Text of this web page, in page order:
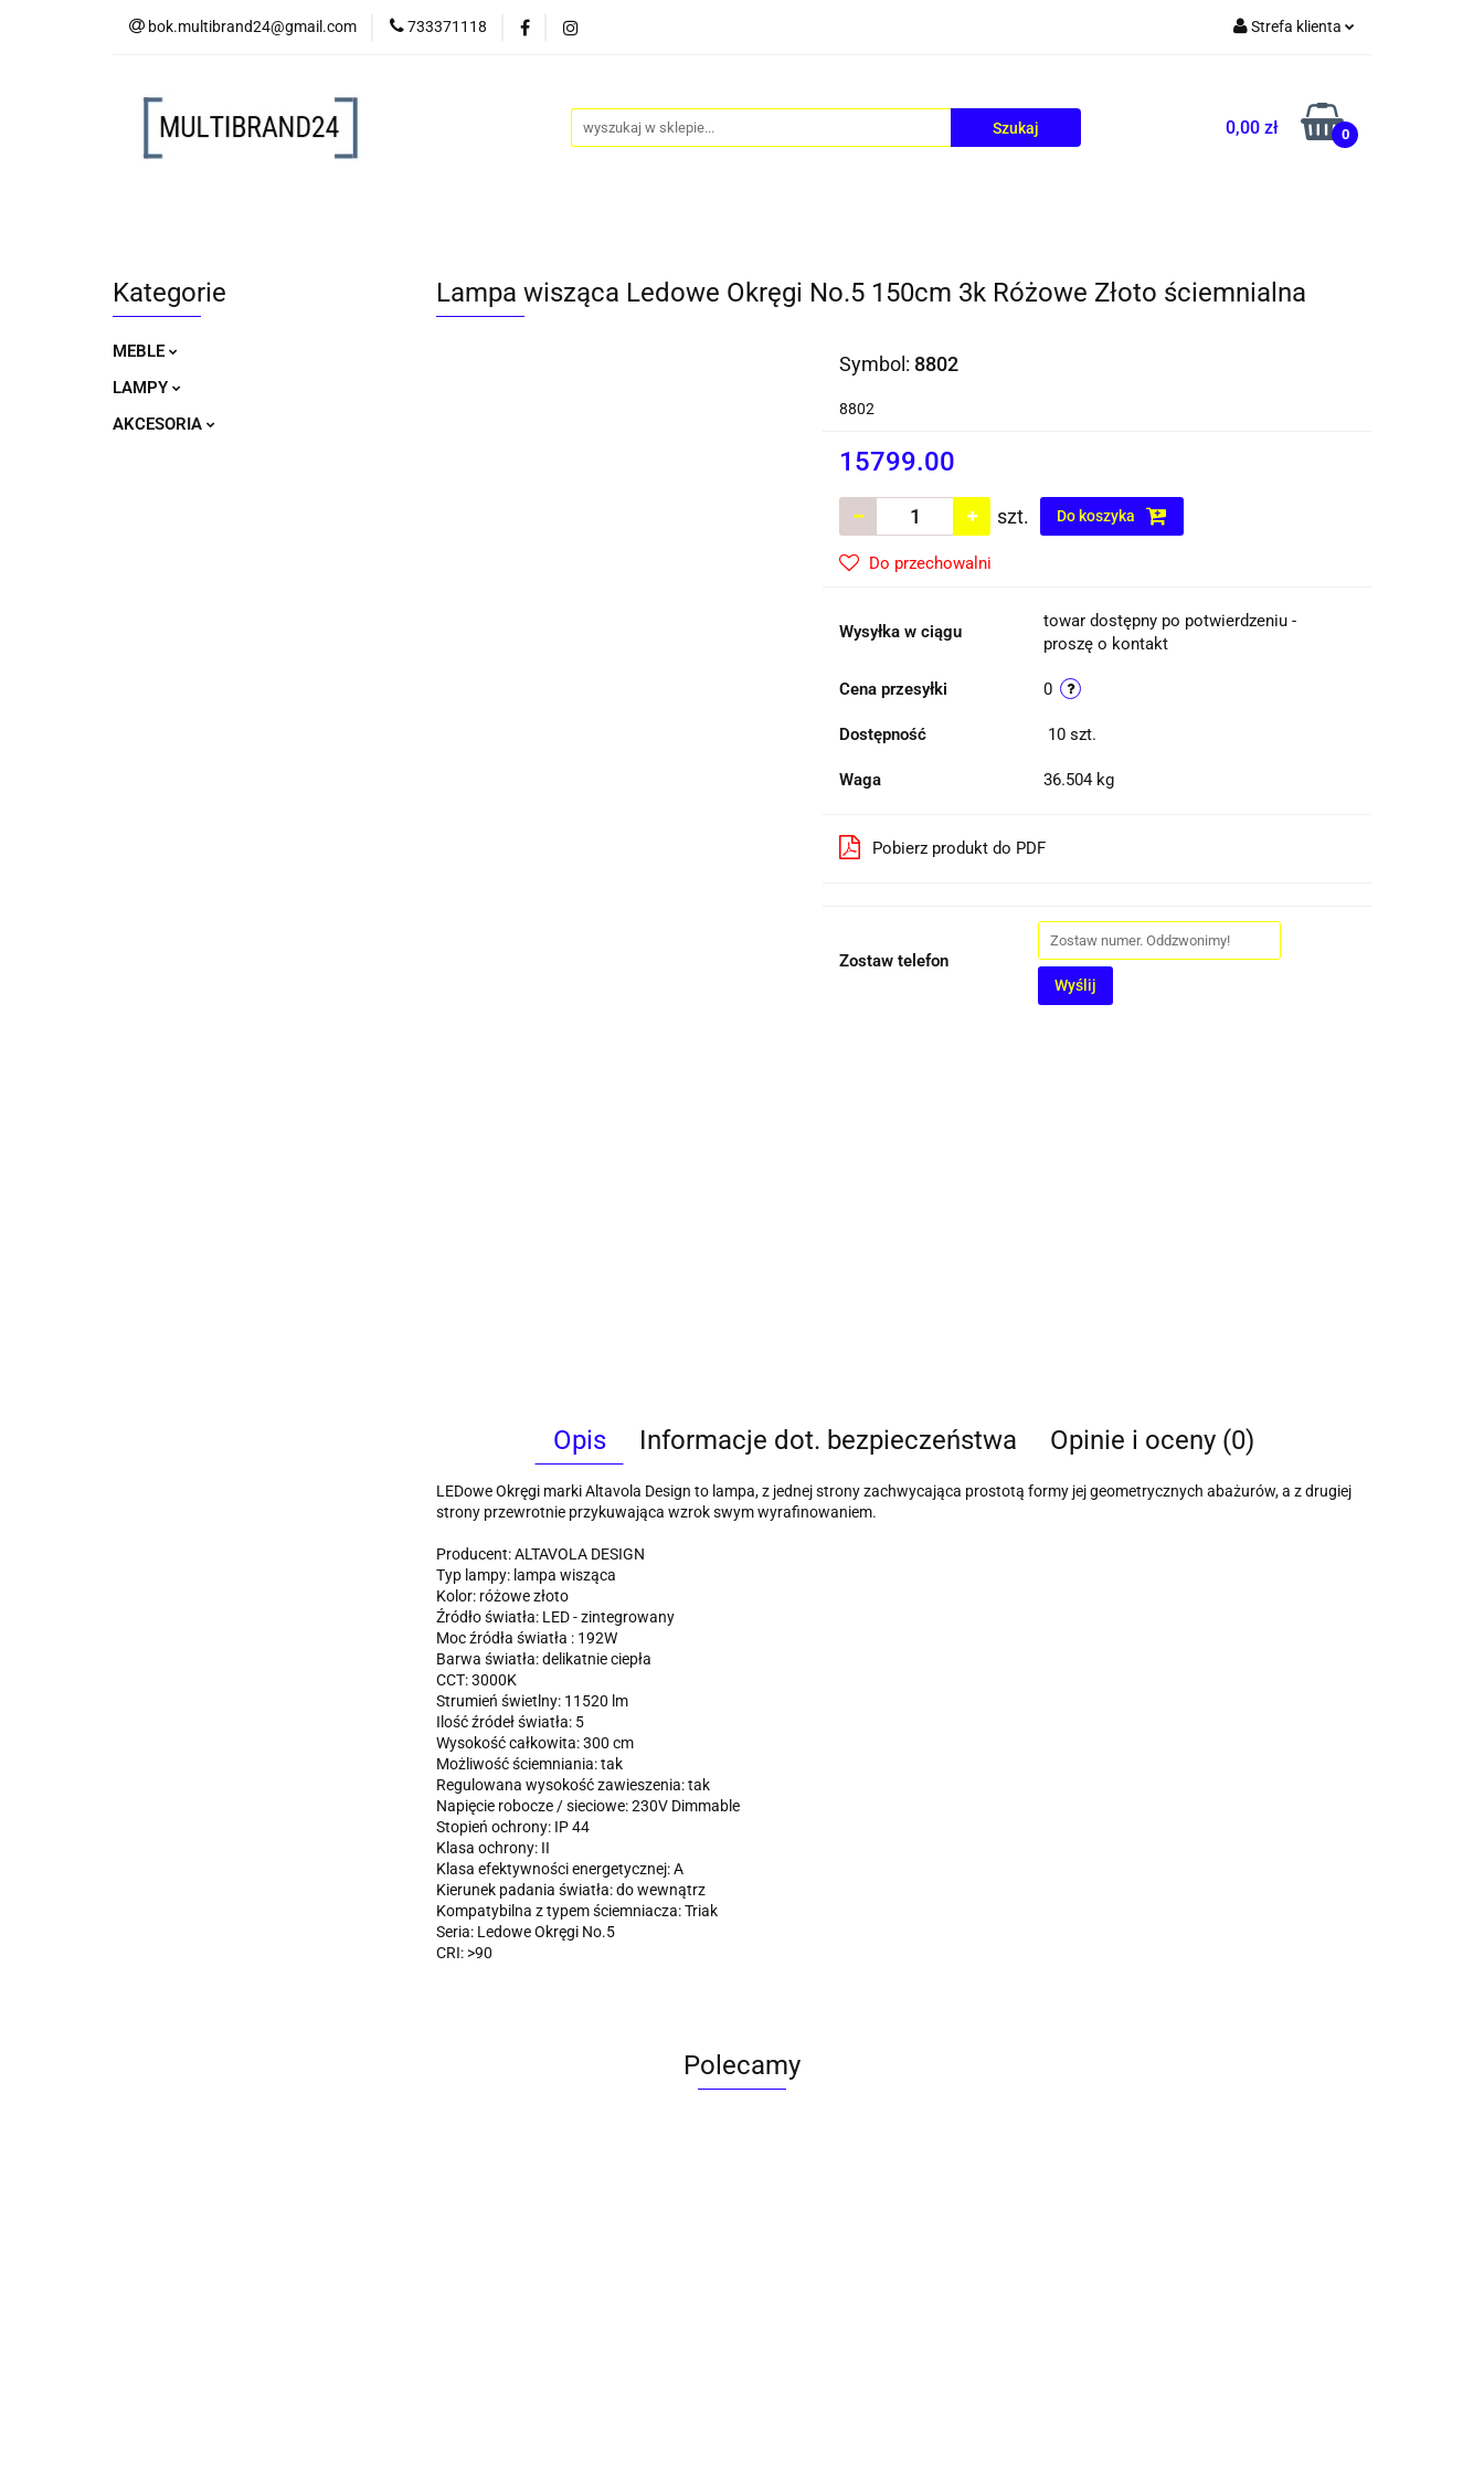
bok.multibrand24@gmail.com 733371118 Strefa klienta
Zarejestruj się
Dodaj zgłoszenie
0,00 zł 0
MEBLE LAMPY AKCESORIA
Kategorie
MEBLE
LAMPY
AKCESORIA
Lampa wisząca Ledowe Okręgi No.5 150cm 3k Różowe Złoto ściemnialna
Symbol: 8802
8802
15799.00
szt. Do koszyka
Do przechowalni
Wysyłka w ciągu
towar dostępny po potwierdzeniu -
proszę o kontakt
Cena przesyłki 0
Dostępność 10 szt.
Waga 36.504 kg
Pobierz produkt do PDF
Zostaw telefon
Wyślij
Opis Informacje dot. bezpieczeństwa Opinie i oceny (0)
LEDowe Okręgi marki Altavola Design to lampa, z jednej strony zachwycająca prostotą formy jej geometrycznych abażurów, a z drugiej
strony przewrotnie przykuwająca wzrok swym wyrafinowaniem.
Producent: ALTAVOLA DESIGN
Typ lampy: lampa wisząca
Kolor: różowe złoto
Źródło światła: LED - zintegrowany
Moc źródła światła : 192W
Barwa światła: delikatnie ciepła
CCT: 3000K
Strumień świetlny: 11520 lm
Ilość źródeł światła: 5
Wysokość całkowita: 300 cm
Możliwość ściemniania: tak
Regulowana wysokość zawieszenia: tak
Napięcie robocze / sieciowe: 230V Dimmable
Stopień ochrony: IP 44
Klasa ochrony: II
Klasa efektywności energetycznej: A
Kierunek padania światła: do wewnątrz
Kompatybilna z typem ściemniacza: Triak
Seria: Ledowe Okręgi No.5
CRI: >90
Polecamy